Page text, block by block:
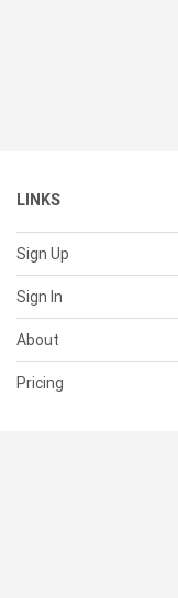
LINKS
Sign Up
Sign In
About
Pricing